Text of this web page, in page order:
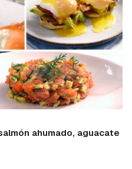
ahumado, aguacate